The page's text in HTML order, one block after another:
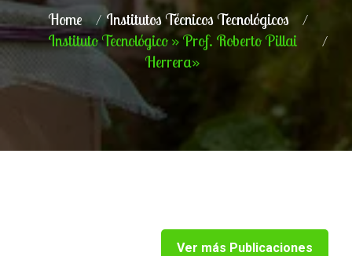
Home
Institutos Técnicos Tecnológicos
Instituto Tecnológico » Prof. Roberto Pillai
Herrera»
Ver más Publicaciones